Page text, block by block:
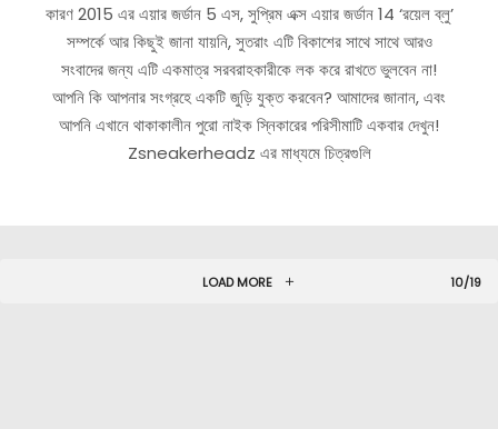
কারণ 2015 এর এয়ার জর্ডান 5 এস, সুপ্রিম এক্স এয়ার জর্ডান 14 ‘রয়েল ব্লু’
সম্পর্কে আর কিছুই জানা যায়নি, সুতরাং এটি বিকাশের সাথে সাথে আরও
সংবাদের জন্য এটি একমাত্র সরবরাহকারীকে লক করে রাখতে ভুলবেন না!
আপনি কি আপনার সংগ্রহে একটি জুড়ি যুক্ত করবেন? আমাদের জানান, এবং
আপনি এখানে থাকাকালীন পুরো নাইক স্নিকারের পরিসীমাটি একবার দেখুন!
Zsneakerheadz এর মাধ্যমে চিত্রগুলি
LOAD MORE 10/19